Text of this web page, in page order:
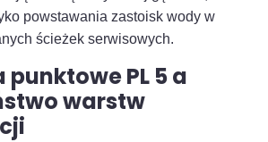
powstawania zastoisk wody w
ścieżek serwisowych.
PL 5 a
warstw